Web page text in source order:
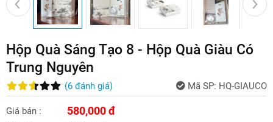
Hộp Quà Sáng Tạo 8 - Hộp Quà Giàu Có
Trung Nguyên
(6 đánh giá) Mã SP: HQ-GIAUCO
Giá bán : 580,000 đ